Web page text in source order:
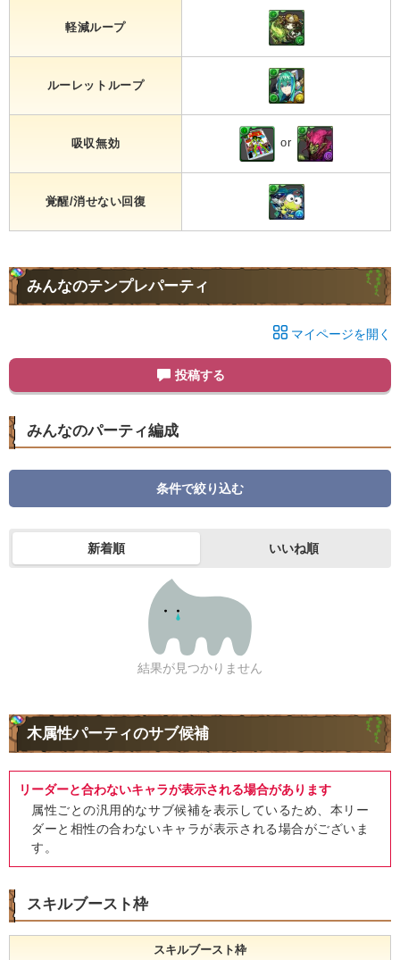
軽減ループ
ルーレットループ
吸収無効 or
覚醒/消せない回復
みんなのテンプレパーティ
マイページを開く
投稿する
みんなのパーティ編成
条件で絞り込む
新着順 いいね順
結果が見つかりません
木属性パーティのサブ候補
リーダーと合わないキャラが表示される場合があります
属性ごとの汎用的なサブ候補を表示しているため、本リー
ダーと相性の合わないキャラが表示される場合がございま
す。
スキルブースト枠
スキルブースト枠